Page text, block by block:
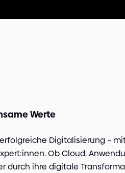
Werte
Digitalisierung –
Ob Cloud,
durch ihre digitale